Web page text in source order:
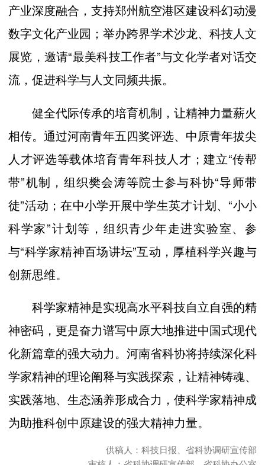
产业深度融合，支持郑州航空港区建设科幻动漫
数字文化产业园；举办跨界学术沙龙、科技人文
展览，邀请“最美科技工作者”与文化学者对话交
流，促进科学与人文同频共振。
健全代际传承的培育机制，让精神力量薪火
相传。通过河南青年五四奖评选、中原青年拔尖
人才评选等载体培育青年科技人才；建立“传帮
带”机制，组织樊会涛等院士参与科协“导师带
徒”活动；在中小学开展中学生英才计划、“小小
科学家”计划等，组织青少年走进实验室、参
与“科学家精神百场讲坛”互动，厚植科学兴趣与
创新思维。
科学家精神是实现高水平科技自立自强的精
神密码，更是奋力谱写中原大地推进中国式现代
化新篇章的强大动力。河南省科协将持续深化科
学家精神的理论阐释与实践探索，让精神铸魂、
实践落地、生态涵养形成合力，使科学家精神成
为助推科创中原建设的强大精神力量。
供稿人：科技日报、省科协调研宣传部